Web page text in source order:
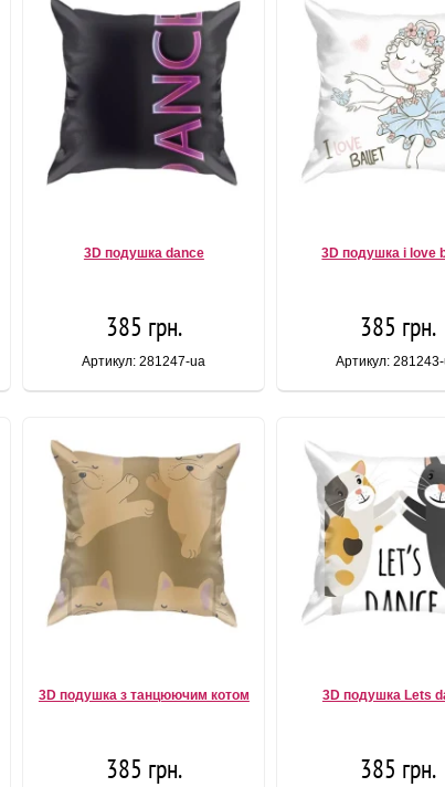
3D подушка dance
385 грн.
Артикул: 281247-ua
3D подушка i love
385 грн.
Артикул:
3D подушка з танцюючим котом
385 грн.
3D подушка Lets
385 грн.